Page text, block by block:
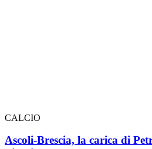
CALCIO
Ascoli-Brescia, la carica di